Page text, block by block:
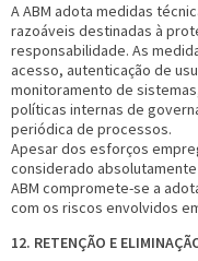
A ABM adota medidas
razoáveis destinadas à
responsabilidade. As
acesso, autenticação de
monitoramento de
políticas internas de
periódica de processos.
Apesar dos esforços
considerado
ABM compromete-se a
com os riscos envolvidos
12. RETENÇÃO E